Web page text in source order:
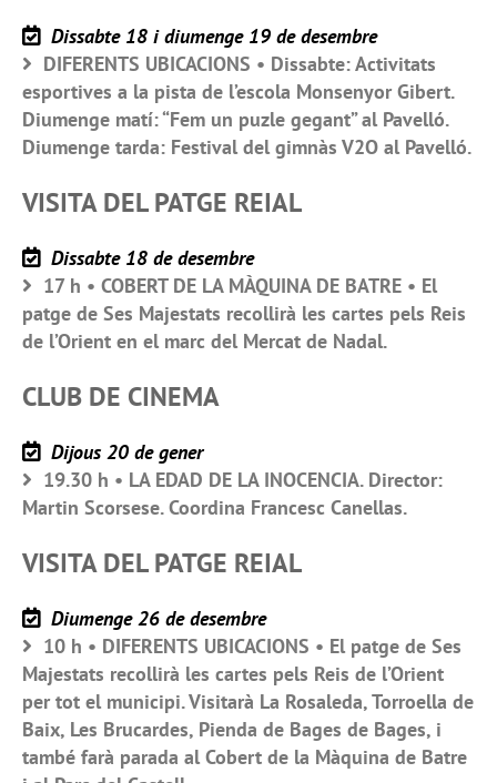
Dissabte 18 i diumenge 19 de desembre
DIFERENTS UBICACIONS • Dissabte: Activitats
esportives a la pista de l’escola Monsenyor Gibert.
Diumenge matí: “Fem un puzle gegant” al Pavelló.
Diumenge tarda: Festival del gimnàs V2O al Pavelló.
VISITA DEL PATGE REIAL
Dissabte 18 de desembre
17 h • COBERT DE LA MÀQUINA DE BATRE • El
patge de Ses Majestats recollirà les cartes pels Reis
de l’Orient en el marc del Mercat de Nadal.
CLUB DE CINEMA
Dijous 20 de gener
19.30 h • LA EDAD DE LA INOCENCIA. Director:
Martin Scorsese. Coordina Francesc Canellas.
VISITA DEL PATGE REIAL
Diumenge 26 de desembre
10 h • DIFERENTS UBICACIONS • El patge de Ses
Majestats recollirà les cartes pels Reis de l’Orient
per tot el municipi. Visitarà La Rosaleda, Torroella de
Baix, Les Brucardes, Pienda de Bages de Bages, i
també farà parada al Cobert de la Màquina de Batre